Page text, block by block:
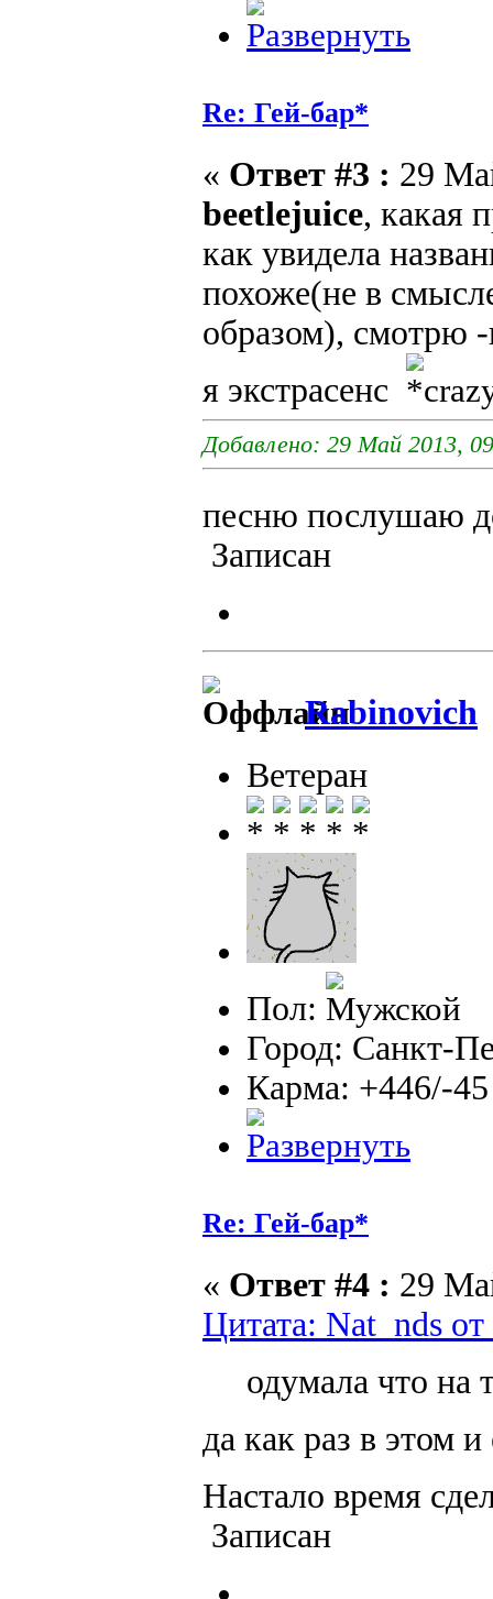
Re: Гей-бар*
« Ответ #3 : 29
beetlejuice, какая
как увидела
похоже(не в
образом), смотрю
я экстрасенс
Добавлено: 29 Май 2013,
песню послушаю
Записан
Rabinovich
Ветеран
Пол:
Город: Санкт-
Карма: +446/-45
Re: Гей-бар*
« Ответ #4 : 29
Цитата: Nat_nds
одумала что на
да как раз в этом
Настало время
Записан